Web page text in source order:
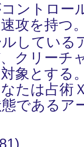
ントロー
攻を持つ
している
クリーチ
象とする
たは占術
であるア